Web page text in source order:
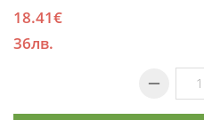
18.41€
36лв.